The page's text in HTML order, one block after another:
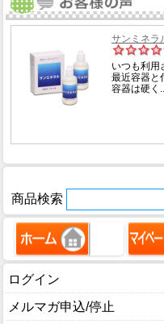
商品検索
ログイン
メルマガ申込/停止